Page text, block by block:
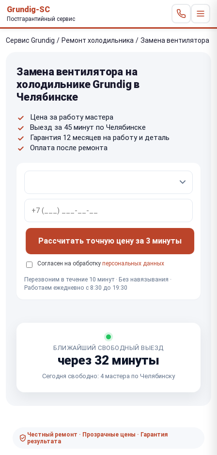
Grundig-SC
Постгарантийный сервис
Сервис Grundig / Ремонт холодильника / Замена вентилятора
Замена вентилятора на
холодильнике Grundig в
Челябинске
Цена за работу мастера
Выезд за 45 минут по Челябинске
Гарантия 12 месяцев на работу и деталь
Оплата после ремонта
Рассчитать точную цену за 3 минуты
Согласен на обработку персональных данных
Перезвоним в течение 10 минут · Без навязывания ·
Работаем ежедневно с 8:30 до 19:30
БЛИЖАЙШИЙ СВОБОДНЫЙ ВЫЕЗД
через 32 минуты
Сегодня свободно: 4 мастера по Челябинску
Честный ремонт · Прозрачные цены · Гарантия
результата